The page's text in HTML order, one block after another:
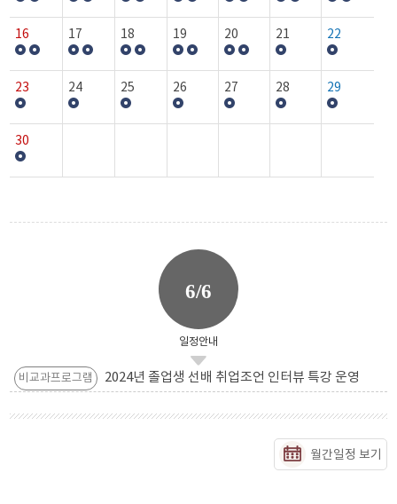
16 17 18 19 20 21 22
23 24 25 26 27 28 29
30
6/6
일정안내
비교과프로그램 2024년 졸업생 선배 취업조언 인터뷰 특강 운영
월간일정 보기